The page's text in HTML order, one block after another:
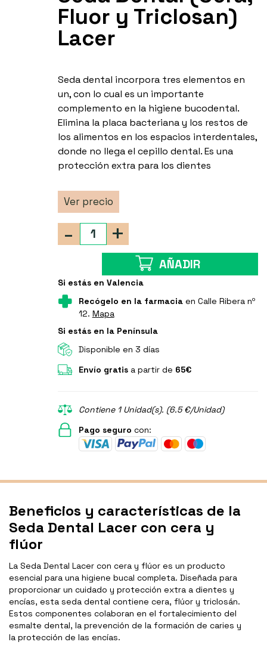
Fluor y Triclosan)
Lacer
Seda dental incorpora tres elementos en
un, con lo cual es un importante
complemento en la higiene bucodental.
Elimina la placa bacteriana y los restos de
los alimentos en los espacios interdentales,
donde no llega el cepillo dental. Es una
protección extra para los dientes
Ver precio
+
-
AÑADIR
Si estás en Valencia
Recógelo en la farmaciaen Calle Ribera nº
12. Mapa
Si estás en la Península
Disponible en 3 días
Envío gratisa partir de 65€
Contiene 1 Unidad(s). (6.5 €/Unidad)
Pago seguro con:
Beneficios y características de la
Seda Dental Lacer con cera y
flúor
La Seda Dental Lacer con cera y flúor es un producto
esencial para una higiene bucal completa. Diseñada para
proporcionar un cuidado y protección extra a dientes y
encías, esta seda dental contiene cera, flúor y triclosán.
Estos componentes colaboran en el fortalecimiento del
esmalte dental, la prevención de la formación de caries y
la protección de las encías.